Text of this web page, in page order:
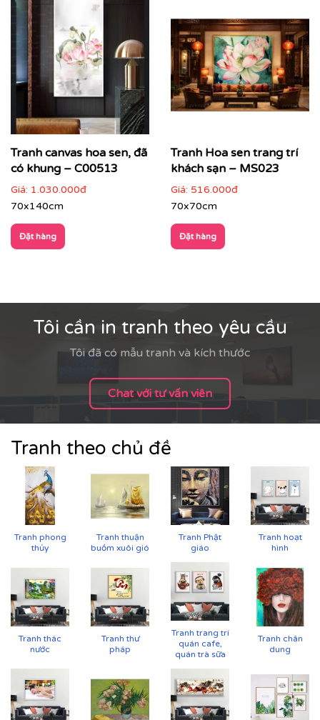
Tranh canvas hoa sen, đã
có khung – C00513
Giá: 1.030.000đ
70x140cm
Đặt hàng
Tranh Hoa sen trang trí
khách sạn – MS023
Giá: 516.000đ
70x70cm
Đặt hàng
Tôi cần in tranh theo yêu cầu
Tôi đã có mẫu tranh và kích thước
Chat với tư vấn viên
Tranh theo chủ đề
Tranh phong
thủy
Tranh thuận
buồm xuôi gió
Tranh Phật
giáo
Tranh hoạt
hình
Tranh thác
nước
Tranh thư
pháp
Tranh trang trí
quán cafe,
quán trà sữa
Tranh chân
dung